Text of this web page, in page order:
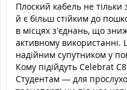
Плоский кабель не тільки
й є більш стійким до
в місцях з’єднань, що
активному використанні.
надійним супутником у
Кому підійдуть Celebrat
Студентам — для